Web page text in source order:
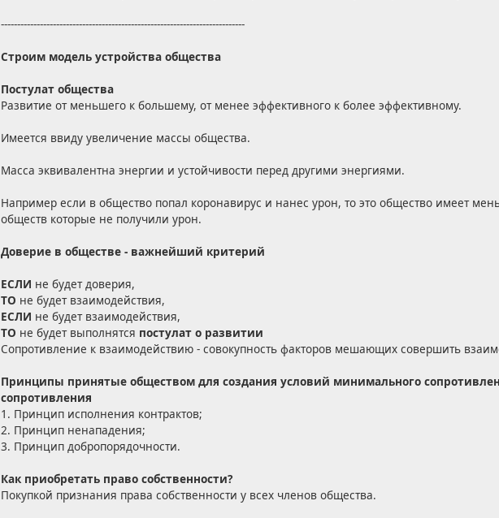
---------------------------------------------------------------------------
Строим модель устройства общества
Постулат общества
Развитие от меньшего к большему, от менее эффективного к более эффективному.
Имеется ввиду увеличение массы общества.
Масса эквивалентна энергии и устойчивости перед другими энергиями.
Например если в общество попал коронавирус и нанес урон, то это общество имеет
обществ которые не получили урон.
Доверие в обществе - важнейший критерий
ЕСЛИ не будет доверия,
ТО не будет взаимодействия,
ЕСЛИ не будет взаимодействия,
ТО не будет выполнятся постулат о развитии
Сопротивление к взаимодействию - совокупность факторов мешающих совершить
Принципы принятые обществом для создания условий минимального
сопротивления
1. Принцип исполнения контрактов;
2. Принцип ненападения;
3. Принцип добропорядочности.
Как приобретать право собственности?
Покупкой признания права собственности у всех членов общества.